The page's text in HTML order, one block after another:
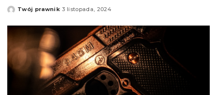
Opublikowane
Twój prawnik 3 listopada, 2024